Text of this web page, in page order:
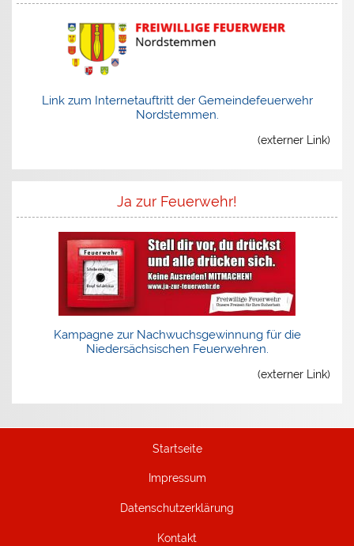
Link zum Internetauftritt der Gemeindefeuerwehr
Nordstemmen.
(externer Link)
Ja zur Feuerwehr!
Kampagne zur Nachwuchsgewinnung für die
Niedersächsischen Feuerwehren.
(externer Link)
Startseite
Impressum
Datenschutzerklärung
Kontakt